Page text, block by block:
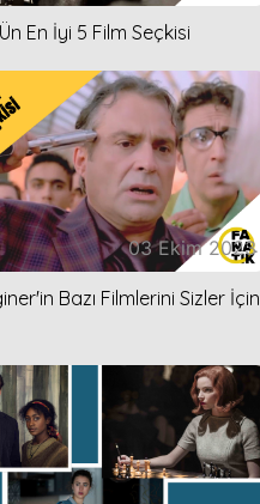
En İyi 5 Film Seçkisi
03 Ekim 2023
Bazı Filmlerini Sizler İçin